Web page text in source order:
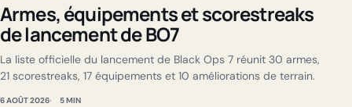
Armes, équipements et scorestreaks
de lancement de BO7
La liste officielle du lancement de Black Ops 7 réunit 30 armes,
21 scorestreaks, 17 équipements et 10 améliorations de terrain.
6 AOÛT 2026 5 MIN